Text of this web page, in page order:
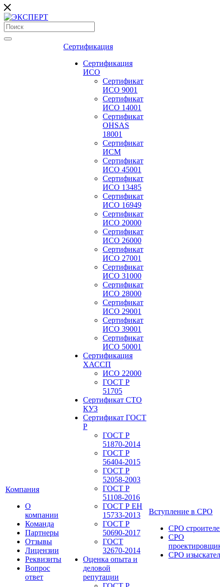
Компания
О
компании
Команда
Партнеры
Отзывы
Лицензии
Реквизиты
Вопрос
ответ
Сертификация
Сертификация
ИСО
Сертификат
ИСО 9001
Сертификат
ИСО 14001
Сертификат
OHSAS
18001
Сертификат
ИСМ
Сертификат
ИСО 45001
Сертификат
ИСО 13485
Сертификат
ИСО 16949
Сертификат
ИСО 20000
Сертификат
ИСО 26000
Сертификат
ИСО 27001
Сертификат
ИСО 31000
Сертификат
ИСО 28000
Сертификат
ИСО 29001
Сертификат
ИСО 39001
Сертификат
ИСО 50001
Сертификация
ХАССП
ИСО 22000
ГОСТ Р
51705
Сертификат СТО
КУЗ
Сертификат ГОСТ
Р
ГОСТ Р
51870-2014
ГОСТ Р
56404-2015
ГОСТ Р
52058-2003
ГОСТ Р
51108-2016
ГОСТ Р ЕН
15733-2013
ГОСТ Р
50690-2017
ГОСТ
32670-2014
Оценка опыта и
деловой
репутации
Вступление в СРО
СРО
СРО
СРО